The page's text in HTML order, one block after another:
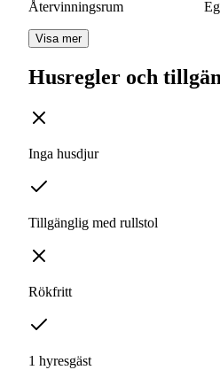
Återvinningsrum
Visa mer
Husregler och
Inga husdjur
Tillgänglig med rullstol
Rökfritt
1 hyresgäst